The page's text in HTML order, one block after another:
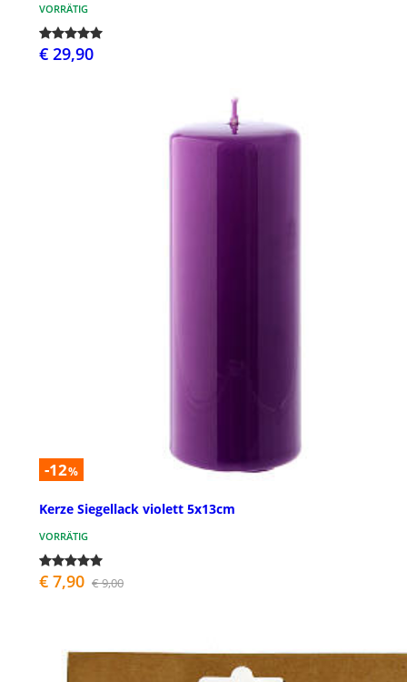
VORRÄTIG
€ 29,90
-12%
Kerze Siegellack violett 5x13cm
VORRÄTIG
€ 7,90 € 9,00